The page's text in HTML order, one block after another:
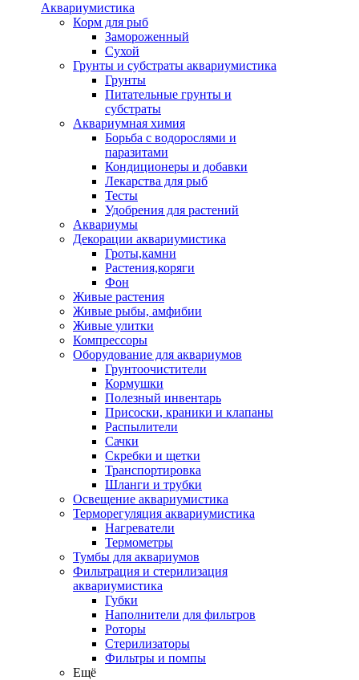
Аквариумистика
Корм для рыб
Замороженный
Сухой
Грунты и субстраты аквариумистика
Грунты
Питательные грунты и
субстраты
Аквариумная химия
Борьба с водорослями и
паразитами
Кондиционеры и добавки
Лекарства для рыб
Тесты
Удобрения для растений
Аквариумы
Декорации аквариумистика
Гроты,камни
Растения,коряги
Фон
Живые растения
Живые рыбы, амфибии
Живые улитки
Компрессоры
Оборудование для аквариумов
Грунтоочистители
Кормушки
Полезный инвентарь
Присоски, краники и клапаны
Распылители
Сачки
Скребки и щетки
Транспортировка
Шланги и трубки
Освещение аквариумистика
Терморегуляция аквариумистика
Нагреватели
Термометры
Тумбы для аквариумов
Фильтрация и стерилизация
аквариумистика
Губки
Наполнители для фильтров
Роторы
Стерилизаторы
Фильтры и помпы
Ещё